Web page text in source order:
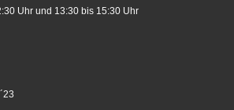
Uhr und 13:30 bis 15:30 Uhr